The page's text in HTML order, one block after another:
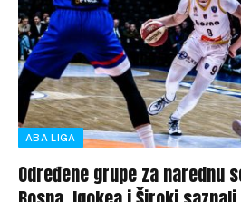
ABA LIGA
Određene grupe za narednu